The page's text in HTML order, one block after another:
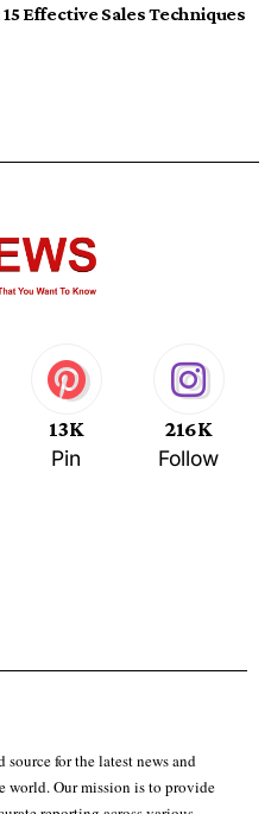
Effective Sales Techniques
13K
Pin
216K
Follow
source for the latest news and
world. Our mission is to provide